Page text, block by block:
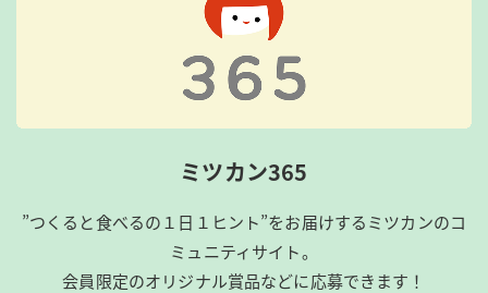
ミツカン365
”つくると食べるの１日１ヒント”をお届けするミツカンのコ
ミュニティサイト。
会員限定のオリジナル賞品などに応募できます！